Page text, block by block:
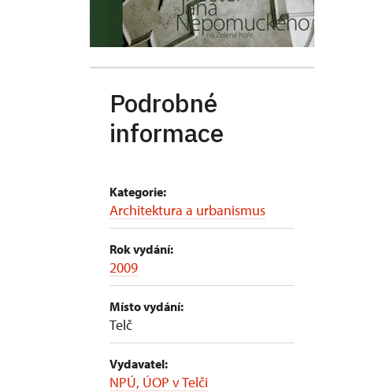
Podrobné
informace
Kategorie:
Architektura a urbanismus
Rok vydání:
2009
Místo vydání:
Telč
Vydavatel:
NPÚ, ÚOP v Telči